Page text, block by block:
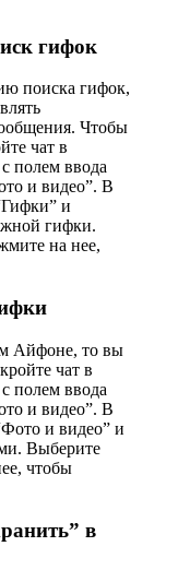
гифок
поиска гифок,
Чтобы
чат в
полем ввода
и видео”. В
и
гифки.
на нее,
Айфоне, то вы
чат в
полем ввода
и видео”. В
и видео” и
Выберите
чтобы
в